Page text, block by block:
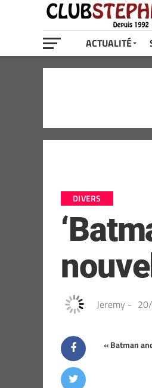
ACTUALITÉ
DIVERS
Jeremy -
« Batman